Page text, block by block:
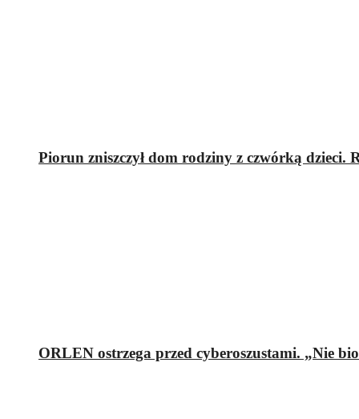
Piorun zniszczył dom rodziny z czwórką dzieci.
ORLEN ostrzega przed cyberoszustami. „Nie